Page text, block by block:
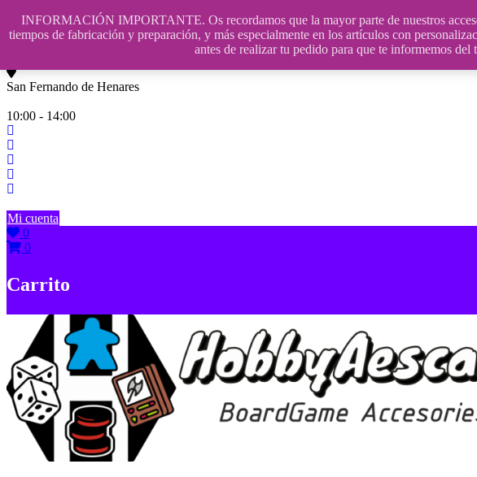
INFORMACIÓN IMPORTANTE. Os recordamos que la mayor parte de nuestros
tiempos de fabricación y preparación, y más especialmente en los artículos con
antes de realizar tu pedido para que te informemos
Saltar
contenido
609241475 SOLO DE 10:00 a 14:00
San Fernando de Henares
10:00 - 14:00
Mi cuenta
0
0
Carrito